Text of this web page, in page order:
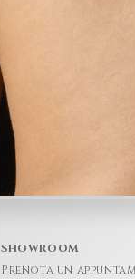
SHOWROOM
Prenota un